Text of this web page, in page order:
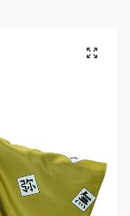
🔍